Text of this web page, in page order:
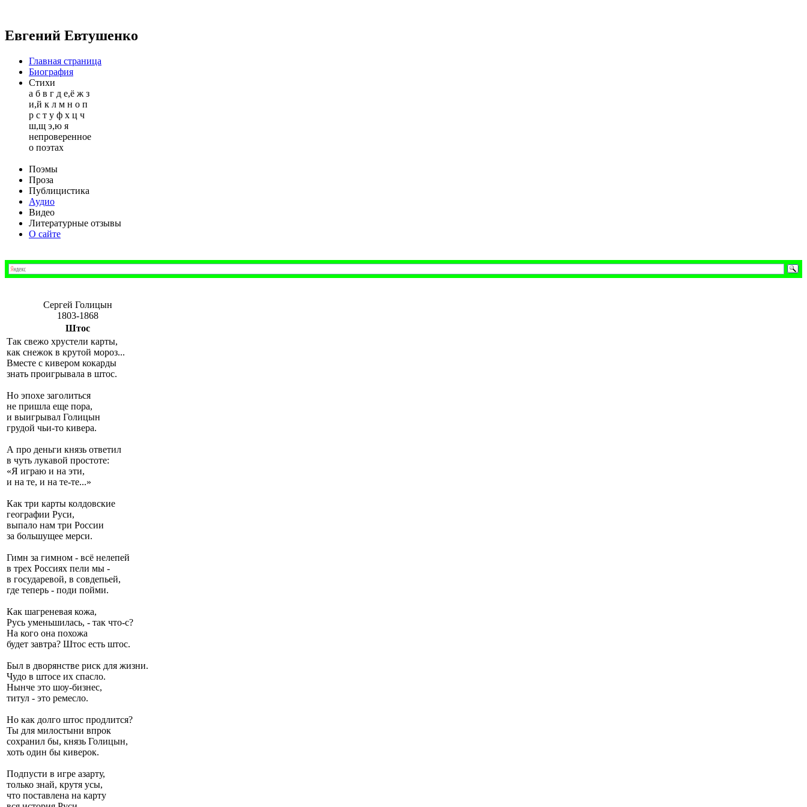
Евгений Евтушенко
Главная страница
Биография
Стихи
а б в г д е,ё ж з
и,й к л м н о п
р с т у ф х ц ч
ш,щ э,ю я
непроверенное
о поэтах
Поэмы
Проза
Публицистика
Аудио
Видео
Литературные отзывы
О сайте
Сергей Голицын
1803-1868
Штос
Так свежо хрустели карты,
как снежок в крутой мороз...
Вместе с кивером кокарды
знать проигрывала в штос.
Но эпохе заголиться
не пришла еще пора,
и выигрывал Голицын
грудой чьи-то кивера.
А про деньги князь ответил
в чуть лукавой простоте:
«Я играю и на эти,
и на те, и на те-те...»
Как три карты колдовские
географии Руси,
выпало нам три России
за большущее мерси.
Гимн за гимном - всё нелепей
в трех Россиях пели мы -
в государевой, в совдепьей,
где теперь - поди пойми.
Как шагреневая кожа,
Русь уменьшилась, - так что-с?
На кого она похожа
будет завтра? Штос есть штос.
Был в дворянстве риск для жизни.
Чудо в штосе их спасло.
Нынче это шоу-бизнес,
титул - это ремесло.
Но как долго штос продлится?
Ты для милостыни впрок
сохранил бы, князь Голицын,
хоть один бы киверок.
Подпусти в игре азарту,
только знай, крутя усы,
что поставлена на карту